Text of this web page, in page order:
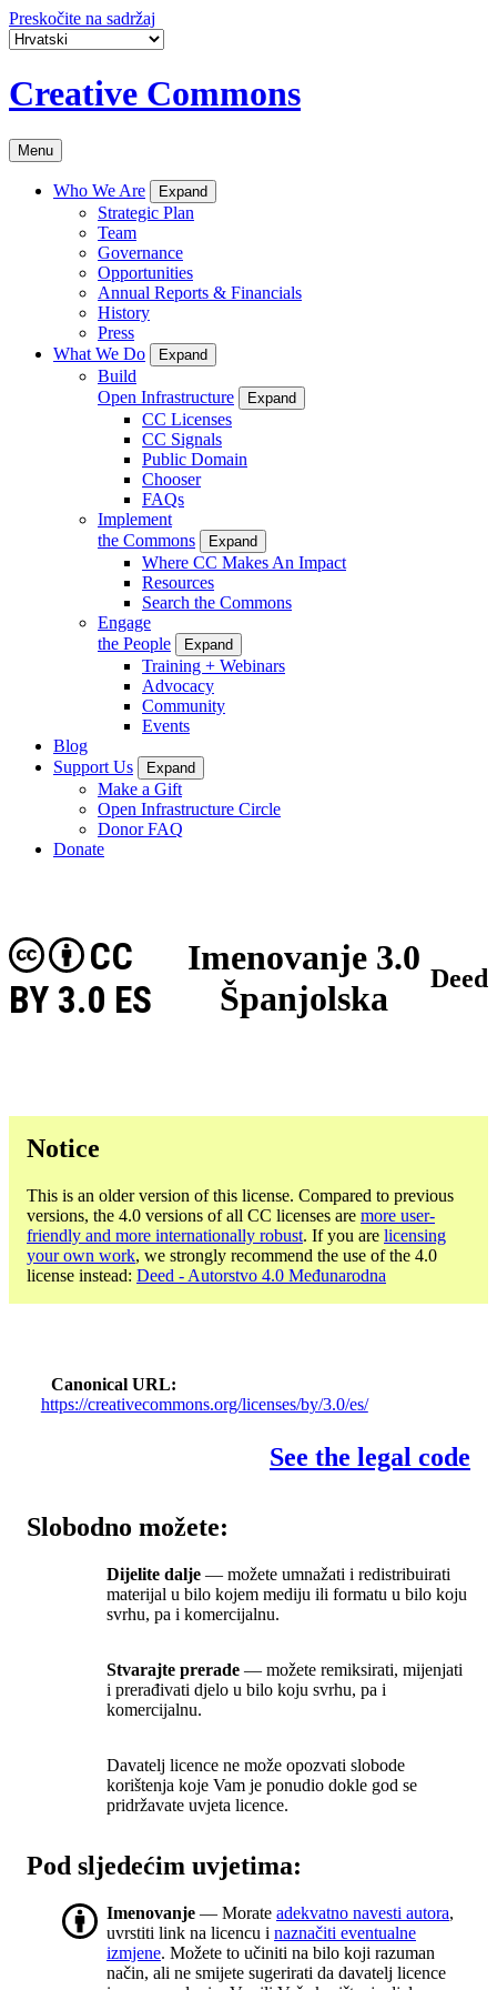
Preskočite na sadržaj
Creative Commons
Menu
Who We Are Expand
Strategic Plan
Team
Governance
Opportunities
Annual Reports & Financials
History
Press
What We Do
Expand
Build
Open Infrastructure
Expand
CC Licenses
CC Signals
Public Domain
Chooser
FAQs
Implement
the Commons
Expand
Where CC Makes An Impact
Resources
Search the Commons
Engage
the People
Expand
Training + Webinars
Advocacy
Community
Events
Blog
Support Us
Expand
Make a Gift
Open Infrastructure Circle
Donor FAQ
Donate
Imenovanje 3.0
Španjolska
CC
BY 3.0 ES
Deed
Notice
This is an older version of this license. Compared to previous
versions, the 4.0 versions of all CC licenses are more user-
friendly and more internationally robust. If you are licensing
your own work, we strongly recommend the use of the 4.0
license instead: Deed - Autorstvo 4.0 Međunarodna
Canonical URL
https://creativecommons.org/licenses/by/3.0/es/
See the legal code
Slobodno možete:
Dijelite dalje — možete umnažati i redistribuirati
materijal u bilo kojem mediju ili formatu u bilo koju
svrhu, pa i komercijalnu.
Stvarajte prerade — možete remiksirati, mijenjati
i prerađivati djelo u bilo koju svrhu, pa i
komercijalnu.
Davatelj licence ne može opozvati slobode
korištenja koje Vam je ponudio dokle god se
pridržavate uvjeta licence.
Pod sljedećim uvjetima:
Imenovanje — Morate adekvatno navesti autora,
uvrstiti link na licencu i naznačiti eventualne
izmjene. Možete to učiniti na bilo koji razuman
način, ali ne smijete sugerirati da davatelj licence